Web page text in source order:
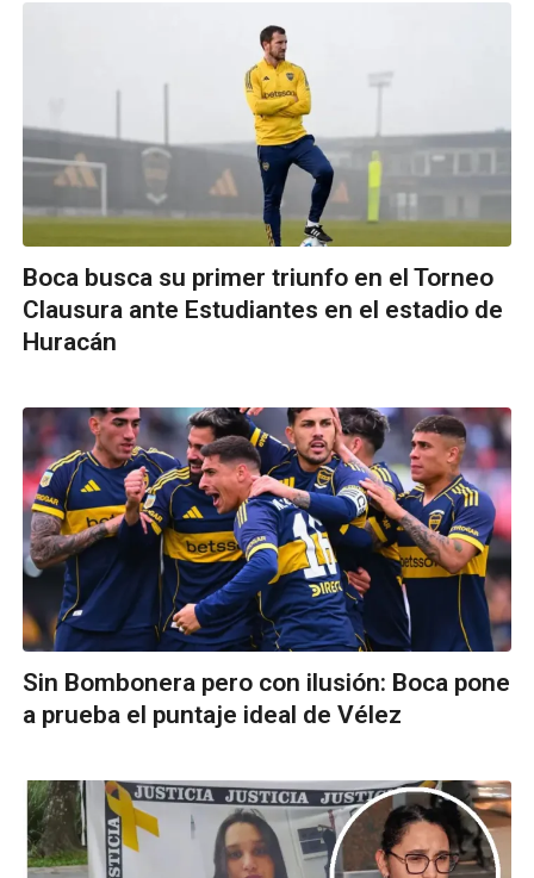
Boca busca su primer triunfo en el Torneo
Clausura ante Estudiantes en el estadio de
Huracán
Sin Bombonera pero con ilusión: Boca pone
a prueba el puntaje ideal de Vélez